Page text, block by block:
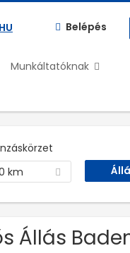
HU Belépés
Munkáltatóknak
km
Állás